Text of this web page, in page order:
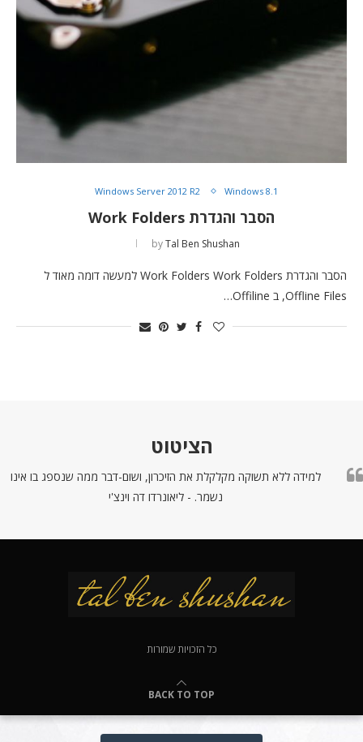
Windows 8.1
Windows Server 2012 R2
הסבר והגדרת Work Folders
byTal Ben Shushan
הסבר והגדרת Work Folders Work Folders למעשה דומה מאוד ל
Offline Files, ב Offiline…
הציטוט
למידה ללא תשוקה מקלקלת את הזיכרון, ושום-דבר ממה שנספג בו אינו
נשמר. - ליאונרדו דה וינצ'י
כל הזכויות שמורות
BACK TO TOP